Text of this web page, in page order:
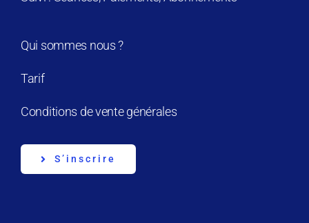
Qui sommes nous ?
Tarif
Conditions de vente générales
S’inscrire